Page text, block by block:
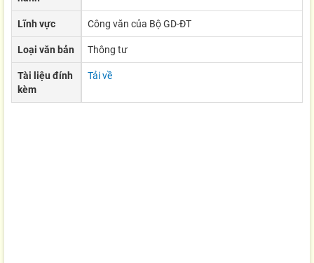
Lĩnh vực Công văn của Bộ GD-ĐT
Loại văn bản Thông tư
Tài liệu đính
kèm
Tải về